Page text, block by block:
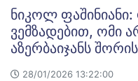
ნიკოლ ფაშინიანი:
ვემზადებით, ომი
აზერბაიჯანს
28/01/2026 13:22:00